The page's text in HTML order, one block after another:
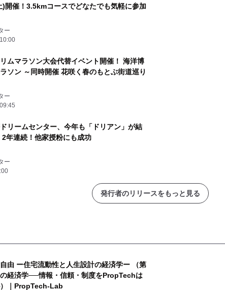
催！3.5kmコースでどなたでも気軽に参加
ー
ムマラソン大会代替イベント開催！ 海洋博
もとぶ街道巡り
ー
リームセンター、今年も「ドリアン」が結
連続！他家授粉にも成功
ー
発行者のリリースをもっと見る
由 ー住宅流動性と人生設計の経済学ー （第
経済学──情報・信頼・制度をPropTechは
｜PropTech-Lab